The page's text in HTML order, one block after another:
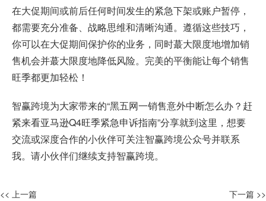
在大促期间或前后任何时间发生的紧急下架或账户暂停，
都需要充分准备、战略思维和清晰沟通。遵循这些技巧，
你可以在大促期间保护你的业务，同时蕞大限度地增加销
售机会并蕞大限度地降低风险。完美的平衡能让每个销售
旺季都更加轻松！
智赢跨境为大家带来的“黑五网一销售意外中断怎么办？赶
紧来看亚马逊Q4旺季紧急申诉指南”分享就到这里，想要
交流或深度合作的小伙伴可关注智赢跨境公众号并联系
我。请小伙伴们继续支持智赢跨境。
<< 上一篇
下一篇 >>